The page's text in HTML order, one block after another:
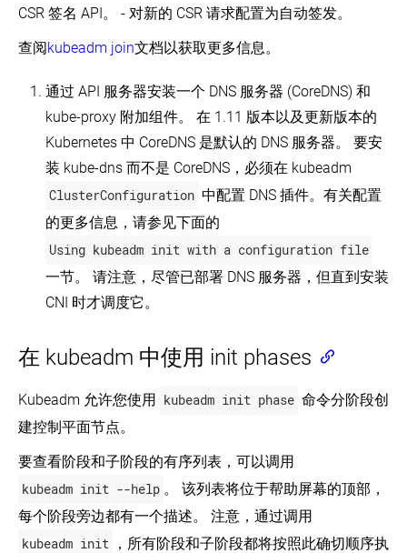
CSR 签名 API。 - 对新的 CSR 请求配置为自动签发。
查阅kubeadm join文档以获取更多信息。
通过 API 服务器安装一个 DNS 服务器 (CoreDNS) 和
kube-proxy 附加组件。 在 1.11 版本以及更新版本的
Kubernetes 中 CoreDNS 是默认的 DNS 服务器。 要安
装 kube-dns 而不是 CoreDNS，必须在 kubeadm
ClusterConfiguration 中配置 DNS 插件。有关配置
的更多信息，请参见下面的
Using kubeadm init with a configuration file
一节。 请注意，尽管已部署 DNS 服务器，但直到安装
CNI 时才调度它。
在 kubeadm 中使用 init phases
Kubeadm 允许您使用 kubeadm init phase 命令分阶段创
建控制平面节点。
要查看阶段和子阶段的有序列表，可以调用
kubeadm init --help 。 该列表将位于帮助屏幕的顶部，
每个阶段旁边都有一个描述。 注意，通过调用
kubeadm init ，所有阶段和子阶段都将按照此确切顺序执